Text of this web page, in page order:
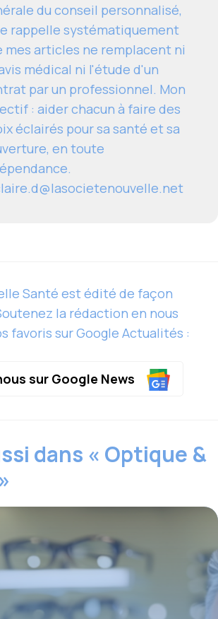
du conseil personnalisé,
rappelle systématiquement
mes articles ne remplacent ni
médical ni l'étude d'un
par un professionnel. Mon
: aider chacun à faire des
éclairés pour sa santé et sa
en toute
Santé est édité de façon
la rédaction en nous
favoris sur Google Actualités :
sur Google News
dans « Optique &